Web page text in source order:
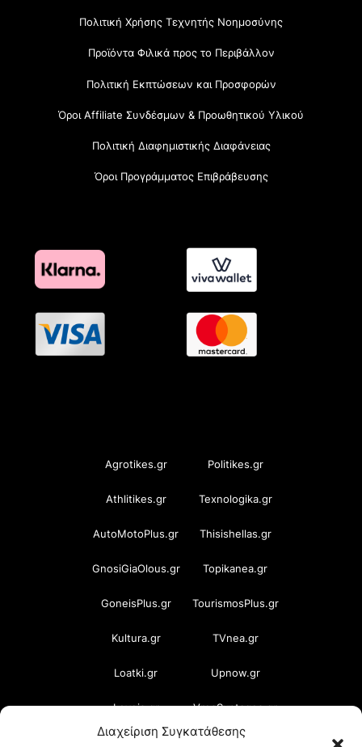
Διαχείριση Συγκατάθεσης
Πολιτική Χρήσης Τεχνητής Νοημοσύνης
Προϊόντα Φιλικά προς το Περιβάλλον
Πολιτική Εκπτώσεων και Προσφορών
Όροι Affiliate Συνδέσμων & Προωθητικού Υλικού
Πολιτική Διαφημιστικής Διαφάνειας
Όροι Προγράμματος Επιβράβευσης
Agrotikes.gr Politikes.gr
Athlitikes.gr Texnologika.gr
AutoMotoPlus.gr Thisishellas.gr
GnosiGiaOlous.gr Topikanea.gr
GoneisPlus.gr TourismosPlus.gr
Kultura.gr TVnea.gr
Loatki.gr Upnow.gr
Loveis.gr VresSyntages.gr
ModernaGynaika.gr Xristianika.gr